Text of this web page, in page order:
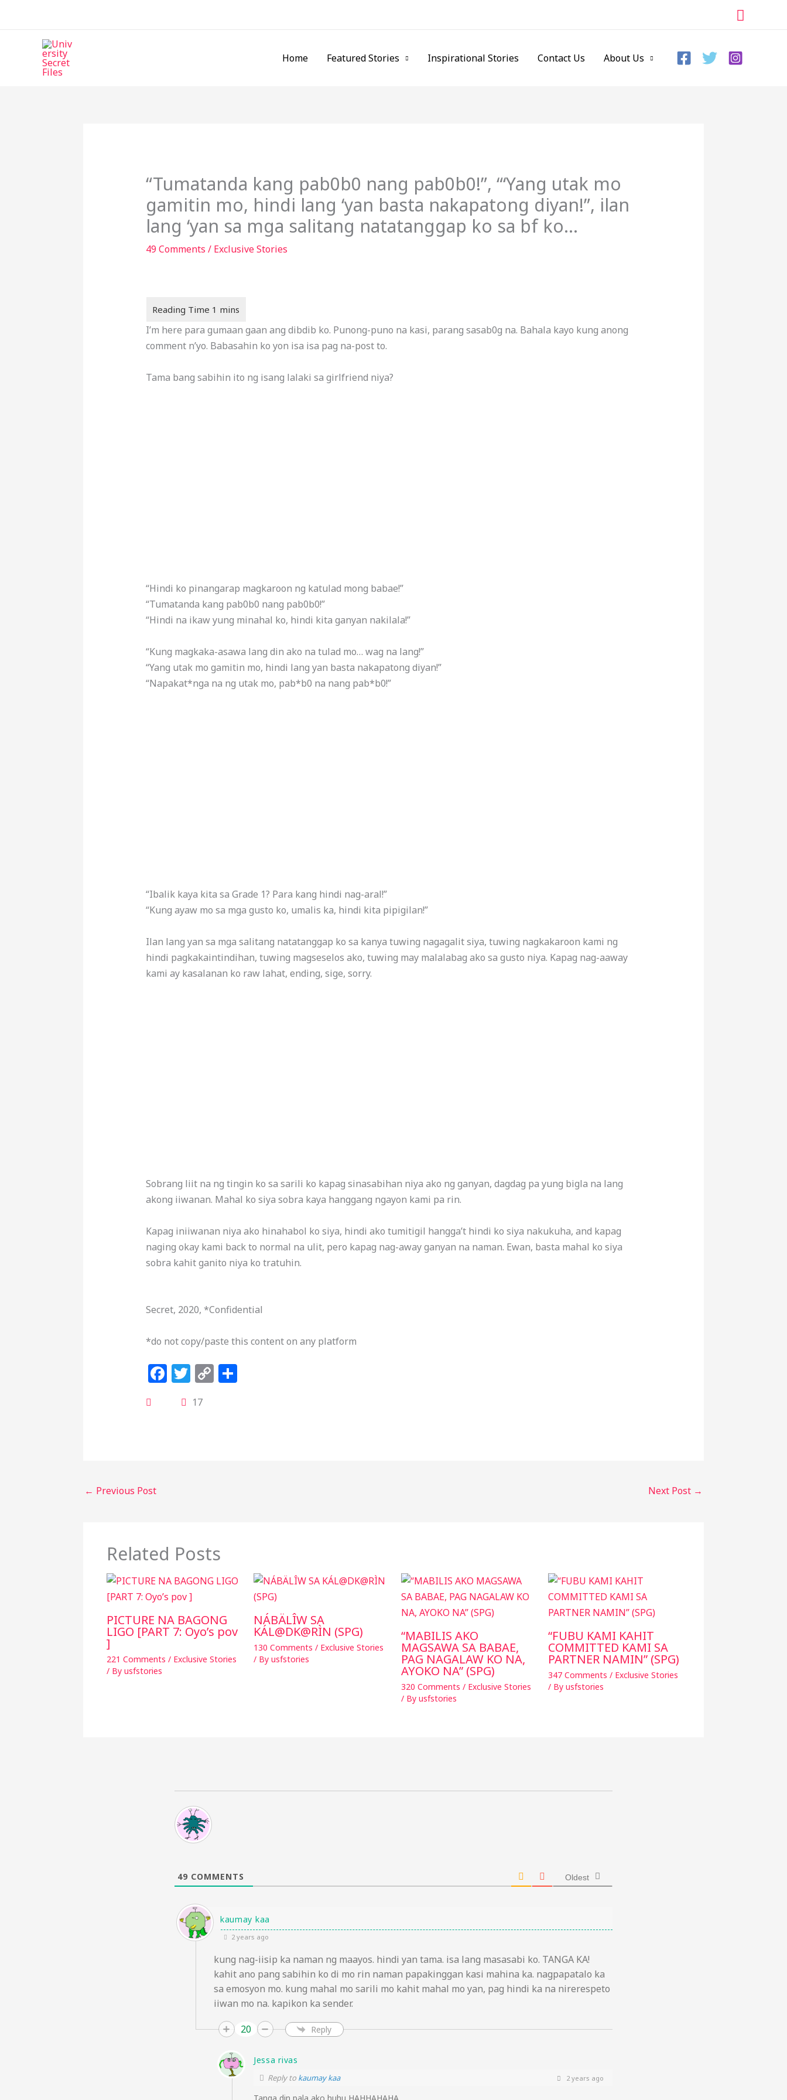
Search
Home Featured Stories Inspirational Stories Contact Us About Us
“Tumatanda kang pab0b0 nang pab0b0!”, “‘Yang utak mo
gamitin mo, hindi lang ‘yan basta nakapatong diyan!”, ilan
lang ‘yan sa mga salitang natatanggap ko sa bf ko…
49 Comments / Exclusive Stories
I’m here para gumaan gaan ang dibdib ko. Punong-puno na kasi, parang sasab0g na. Bahala kayo kung anong
comment n’yo. Babasahin ko yon isa isa pag na-post to.
Tama bang sabihin ito ng isang lalaki sa girlfriend niya?
“Hindi ko pinangarap magkaroon ng katulad mong babae!”
“Tumatanda kang pab0b0 nang pab0b0!”
“Hindi na ikaw yung minahal ko, hindi kita ganyan nakilala!”
“Kung magkaka-asawa lang din ako na tulad mo… wag na lang!”
“Yang utak mo gamitin mo, hindi lang yan basta nakapatong diyan!”
“Napakat*nga na ng utak mo, pab*b0 na nang pab*b0!”
“Ibalik kaya kita sa Grade 1? Para kang hindi nag-aral!”
“Kung ayaw mo sa mga gusto ko, umalis ka, hindi kita pipigilan!”
Ilan lang yan sa mga salitang natatanggap ko sa kanya tuwing nagagalit siya, tuwing nagkakaroon kami ng
hindi pagkakaintindihan, tuwing magseselos ako, tuwing may malalabag ako sa gusto niya. Kapag nag-aaway
kami ay kasalanan ko raw lahat, ending, sige, sorry.
Sobrang liit na ng tingin ko sa sarili ko kapag sinasabihan niya ako ng ganyan, dagdag pa yung bigla na lang
akong iiwanan. Mahal ko siya sobra kaya hanggang ngayon kami pa rin.
Kapag iniiwanan niya ako hinahabol ko siya, hindi ako tumitigil hangga’t hindi ko siya nakukuha, and kapag
naging okay kami back to normal na ulit, pero kapag nag-away ganyan na naman. Ewan, basta mahal ko siya
sobra kahit ganito niya ko tratuhin.
Secret, 2020, *Confidential
*do not copy/paste this content on any platform
F T
w
itt
C S
17
← Previous Post Next Post →
Related Posts
PICTURE NA BAGONG
LIGO [PART 7: Oyo’s pov
]
221 Comments / Exclusive Stories
/ By usfstories
NÁBÄLÎW SA
KÁL@DK@RÌN (SPG)
130 Comments / Exclusive Stories
/ Byusfstories
“MABILIS AKO
MAGSAWA SA BABAE,
PAG NAGALAW KO NA,
AYOKO NA” (SPG)
320 Comments / Exclusive Stories
/ By usfstories
“FUBU KAMI KAHIT
COMMITTED KAMI SA
PARTNER NAMIN” (SPG)
347 Comments / Exclusive Stories
/ By usfstories
49 COMMENTS Oldest
kaumay kaa
2 years ago
kung nag-iisip ka naman ng maayos. hindi yan tama. isa lang masasabi ko. TANGA KA!
kahit ano pang sabihin ko di mo rin naman papakinggan kasi mahina ka. nagpapatalo ka
sa emosyon mo. kung mahal mo sarili mo kahit mahal mo yan, pag hindi ka na nirerespeto
iiwan mo na. kapikon ka sender.
20
Reply
Jessa rivas
Reply to kaumay kaa 2 years ago